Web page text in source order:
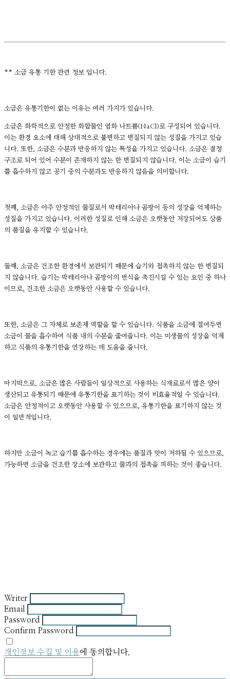
** 소금 유통 기한 관련 정보 입니다.
소금은 유통기한이 없는 이유는 여러 가지가 있습니다.
소금은 화학적으로 안정한 화합물인 염화 나트륨(NaCl)로 구성되어 있습니다.
이는 환경 요소에 대해 상대적으로 불변하고 변질되지 않는 성질을 가지고 있습
니다. 또한, 소금은 수분과 반응하지 않는 특성을 가지고 있습니다. 소금은 결정
구조로 되어 있어 수분이 존재하지 않는 한 변질되지 않습니다. 이는 소금이 습기
를 흡수하지 않고 공기 중의 수분과도 반응하지 않음을 의미합니다.
첫째, 소금은 아주 안정적인 물질로서 박테리아나 곰팡이 등의 성장을 억제하는
성질을 가지고 있습니다. 이러한 성질로 인해 소금은 오랫동안 저장되어도 상품
의 품질을 유지할 수 있습니다.
둘째, 소금은 건조한 환경에서 보관되기 때문에 습기와 접촉하지 않는 한 변질되
지 않습니다. 습기는 박테리아나 곰팡이의 번식을 촉진시킬 수 있는 요인 중 하나
이므로, 건조한 소금은 오랫동안 사용할 수 있습니다.
또한, 소금은 그 자체로 보존제 역할을 할 수 있습니다. 식품을 소금에 절여두면
소금이 물을 흡수하여 식품 내의 수분을 줄여줍니다. 이는 미생물의 성장을 억제
하고 식품의 유통기한을 연장하는 데 도움을 줍니다.
마지막으로, 소금은 많은 사람들이 일상적으로 사용하는 식재료로서 많은 양이
생산되고 유통되기 때문에 유통기한을 표기하는 것이 비효율적일 수 있습니다.
소금은 안정적이고 오랫동안 사용할 수 있으므로, 유통기한을 표기하지 않는 것
이 일반적입니다.
하지만 소금이 녹고 습기를 흡수하는 경우에는 품질과 맛이 저하될 수 있으므로,
가능하면 소금을 건조한 장소에 보관하고 물과의 접촉을 피하는 것이 좋습니다.
Writer
Email
Password
Confirm Password
개인정보 수집 및 이용에 동의합니다.